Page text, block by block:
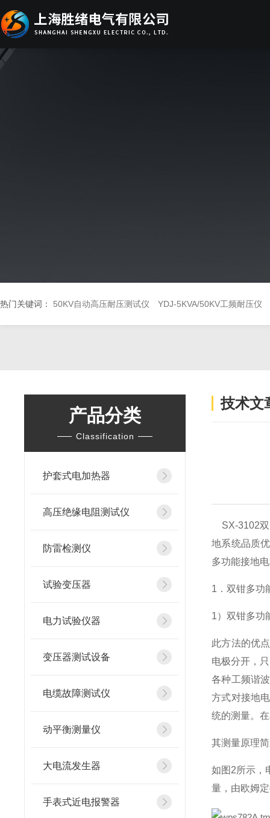
热门关键词： 50KV自动高压耐压测试仪 YDJ-5KVA/50KV工频耐压仪
产品分类
Classification
护套式电加热器
高压绝缘电阻测试仪
防雷检测仪
试验变压器
电力试验仪器
变压器测试设备
电缆故障测试仪
动平衡测量仪
大电流发生器
手表式近电报警器
技术文
SX-3102双
地系统品质
多功能接地
1．双钳多功
1）双钳多功
此方法的优
电极分开，
各种工频谐
方式对接地
统的测量。
其测量原理
如图2所示，
量，由欧姆